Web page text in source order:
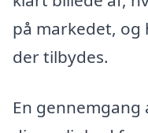
på markedet, og
der tilbydes.
En